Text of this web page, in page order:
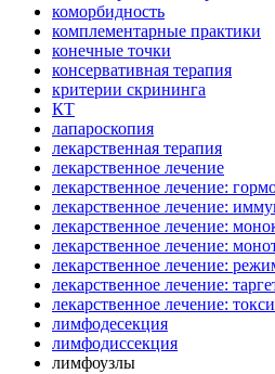
коморбидность
комплементарные практики
конечные точки
консервативная терапия
критерии скрининга
КТ
лапароскопия
лекарственная терапия
лекарственное лечение
лекарственное лечение:
лекарственное лечение:
лекарственное лечение:
лекарственное лечение:
лекарственное лечение:
лекарственное лечение:
лекарственное лечение:
лимфодесекция
лимфодиссекция
лимфоузлы